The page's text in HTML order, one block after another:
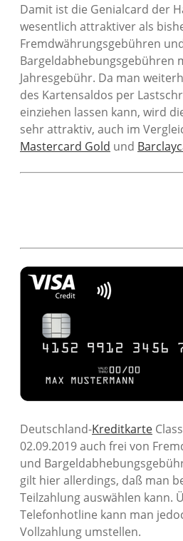
Damit ist die Genialcard der
wesentlich attraktiver als
Fremdwährungsgebühren
Bargeldabhebungsgebühren
Jahresgebühr. Da man
des Kartensaldos per
einziehen lassen kann, wird
sehr attraktiv, auch im
Mastercard Gold und
Deutschland-Kreditkarte
02.09.2019 auch frei von
und
gilt hier allerdings, daß man
Teilzahlung auswählen kann.
Telefonhotline kann man
Vollzahlung umstellen.